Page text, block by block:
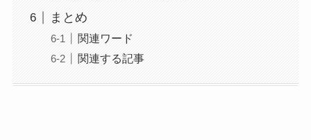
まとめ
関連ワード
関連する記事